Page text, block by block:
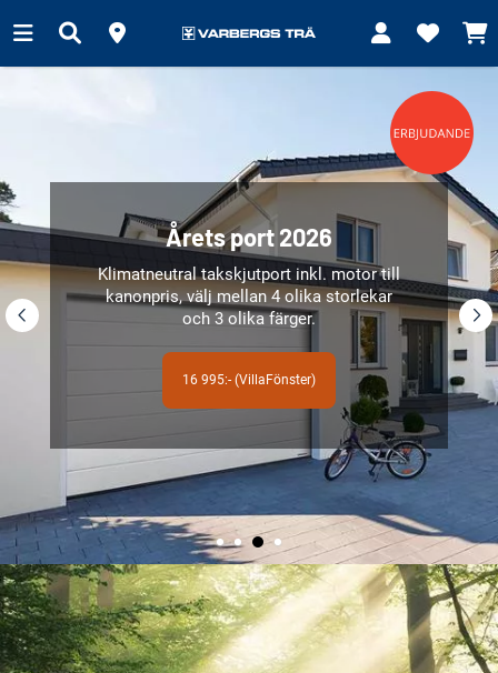
Årets kamin 2026
Just nu sparar du3000:-